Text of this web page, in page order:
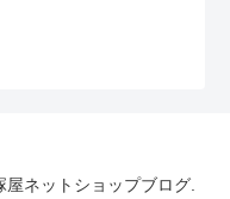
ネットショップブログ.